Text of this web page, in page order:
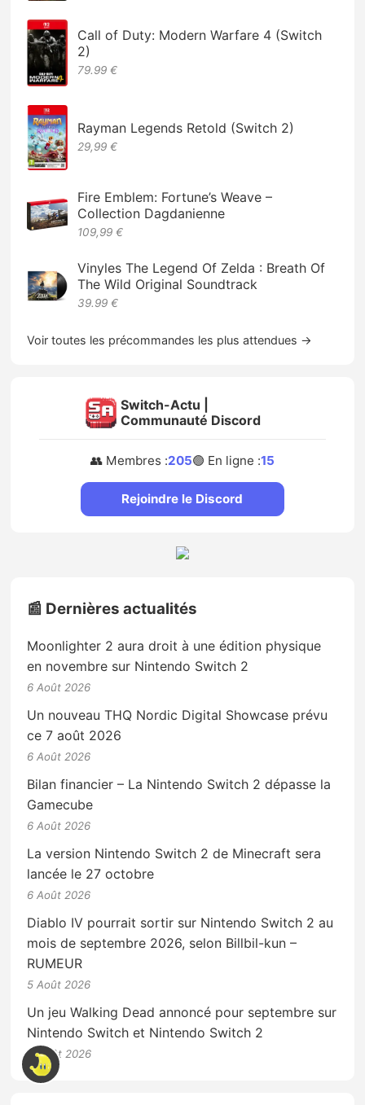
Call of Duty: Modern Warfare 4 (Switch
2)
79.99 €
Rayman Legends Retold (Switch 2)
29,99 €
Fire Emblem: Fortune’s Weave –
Collection Dagdanienne
109,99 €
Vinyles The Legend Of Zelda : Breath Of
The Wild Original Soundtrack
39.99 €
Voir toutes les précommandes les plus attendues →
Switch-Actu |
Communauté Discord
👥 Membres :205🟢 En ligne :15
Rejoindre le Discord
📰 Dernières actualités
Moonlighter 2 aura droit à une édition physique
en novembre sur Nintendo Switch 2
6 Août 2026
Un nouveau THQ Nordic Digital Showcase prévu
ce 7 août 2026
6 Août 2026
Bilan financier – La Nintendo Switch 2 dépasse la
Gamecube
6 Août 2026
La version Nintendo Switch 2 de Minecraft sera
lancée le 27 octobre
6 Août 2026
Diablo IV pourrait sortir sur Nintendo Switch 2 au
mois de septembre 2026, selon Billbil-kun –
RUMEUR
5 Août 2026
Un jeu Walking Dead annoncé pour septembre sur
Nintendo Switch et Nintendo Switch 2
4 Août 2026